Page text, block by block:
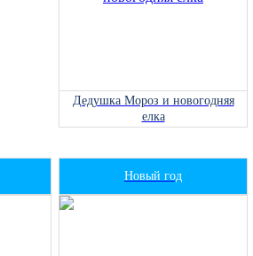
Дедушка Мороз и новогодняя
елка
Новый год